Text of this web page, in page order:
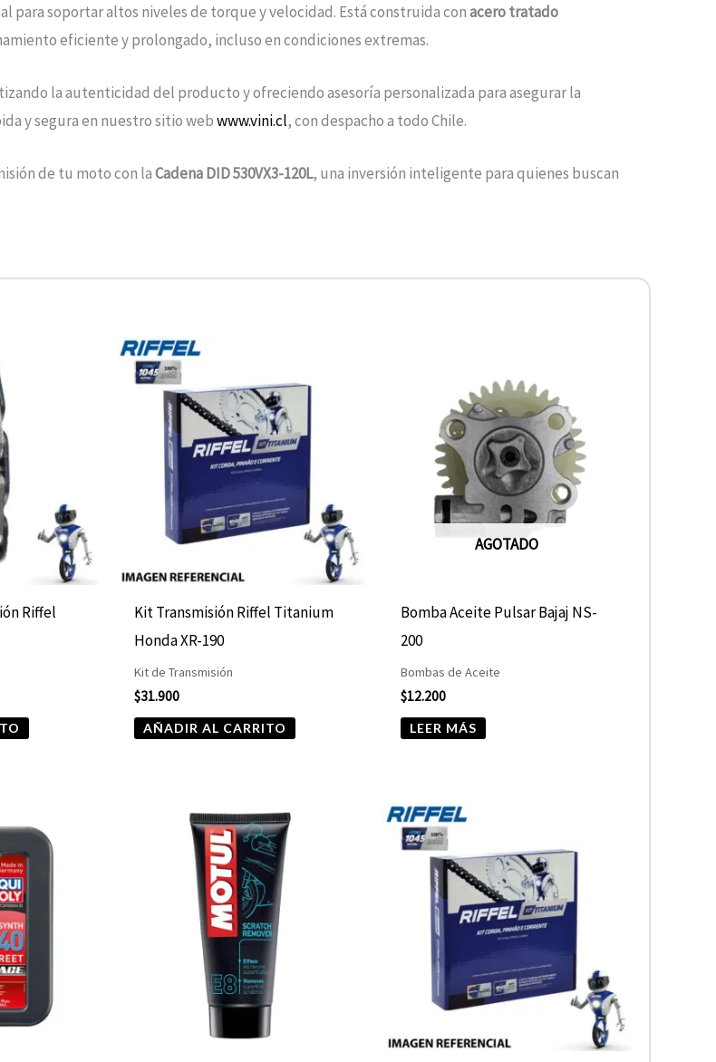
para soportar altos niveles de torque y velocidad. Está construida conacero tratado
eficiente y prolongado, incluso en condiciones extremas.
la autenticidad del producto y ofreciendo asesoría personalizada para asegurar la
y segura en nuestro sitio webwww.vini.cl, con despacho a todo Chile.
de tu moto con laCadena DID 530VX3-120L, una inversión inteligente para quienes buscan
Riffel
Kit Transmisión Riffel Titanium
Honda XR-190
Kit de Transmisión
$31.900
AÑADIR AL CARRITO
AGOTADO
Bomba Aceite Pulsar Bajaj NS-
200
Bombas de Aceite
$12.200
LEER MÁS